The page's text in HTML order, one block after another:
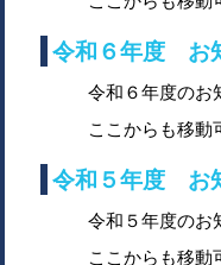
令和６年度 お
令和６年度のお
ここからも移動
令和５年度 お
令和５年度のお
ここからも移動